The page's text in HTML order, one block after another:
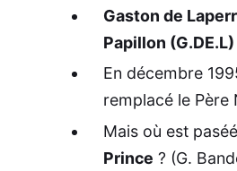
Gaston de
Papillon (G.DE.L)
En décembre
remplacé le Père
Mais où est
Prince ? (G.